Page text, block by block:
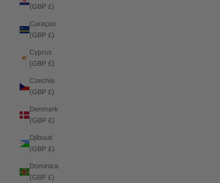
(GBP £)
Curaçao
(GBP £)
Cyprus
(GBP £)
Czechia
(GBP £)
Denmark
(GBP £)
Djibouti
(GBP £)
Dominica
(GBP £)